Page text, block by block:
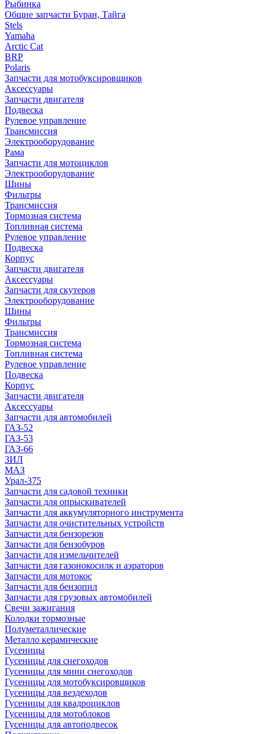
Рыбинка
Общие запчасти Буран, Тайга
Stels
Yamaha
Arctic Cat
BRP
Polaris
Запчасти для мотобуксировщиков
Аксессуары
Запчасти двигателя
Подвеска
Рулевое управление
Трансмиссия
Электрооборудование
Рама
Запчасти для мотоциклов
Электрооборудование
Шины
Фильтры
Трансмиссия
Тормозная система
Топливная система
Рулевое управление
Подвеска
Корпус
Запчасти двигателя
Аксессуары
Запчасти для скутеров
Электрооборудование
Шины
Фильтры
Трансмиссия
Тормозная система
Топливная система
Рулевое управление
Подвеска
Корпус
Запчасти двигателя
Аксессуары
Запчасти для автомобилей
ГАЗ-52
ГАЗ-53
ГАЗ-66
ЗИЛ
МАЗ
Урал-375
Запчасти для садовой техники
Запчасти для опрыскивателей
Запчасти для аккумуляторного инструмента
Запчасти для очистительных устройств
Запчасти для бензорезов
Запчасти для бензобуров
Запчасти для измельчителей
Запчасти для газонокосилк и аэраторов
Запчасти для мотокос
Запчасти для бензопил
Запчасти для грузовых автомобилей
Свечи зажигания
Колодки тормозные
Полуметаллические
Металло керамические
Гусеницы
Гусеницы для снегоходов
Гусеницы для мини снегоходов
Гусеницы для мотобуксировщиков
Гусеницы для вездеходов
Гусеницы для квадроциклов
Гусеницы для мотоблоков
Гусеницы для автоподвесок